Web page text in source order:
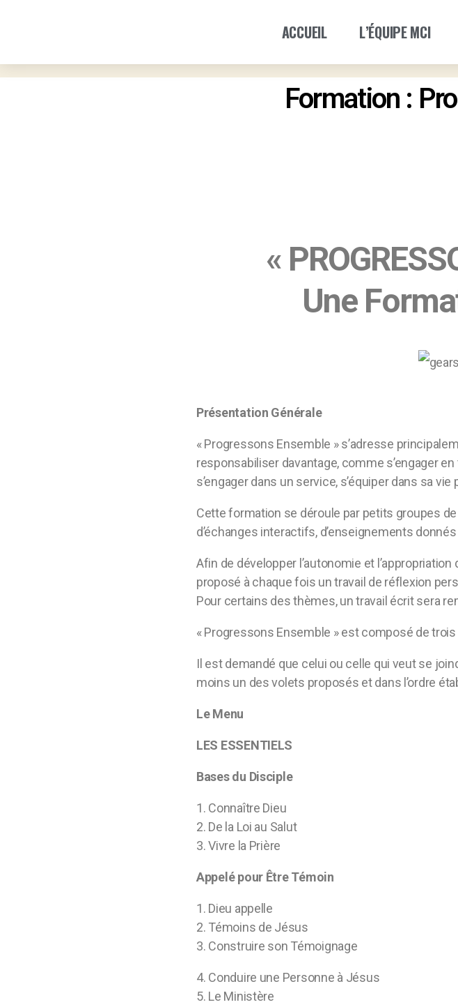
ACCUEIL L’ÉQUIPE MCI
Formation :
«
Une
Présentation Générale
« Progressons Ensemble » s’adresse
responsabiliser davantage, comme s’engager
s’engager dans un service, s’équiper dans sa
Cette formation se déroule par petits groupes
d’échanges interactifs, d’enseignements
Afin de développer l’autonomie et
proposé à chaque fois un travail de réflexion
Pour certains des thèmes, un travail écrit sera
« Progressons Ensemble » est composé de
Il est demandé que celui ou celle qui veut se
moins un des volets proposés et dans l’ordre
Le Menu
LES ESSENTIELS
Bases du Disciple
1. Connaître Dieu
2. De la Loi au Salut
3. Vivre la Prière
Appelé pour Être Témoin
1. Dieu appelle
2. Témoins de Jésus
3. Construire son Témoignage
4. Conduire une Personne à Jésus
5. Le Ministère